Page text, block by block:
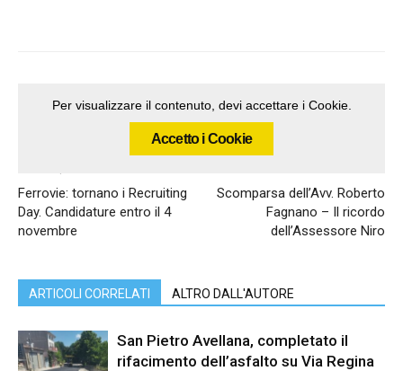
Per visualizzare il contenuto, devi accettare i Cookie.
Accetto i Cookie
Ferrovie: tornano i Recruiting
Day. Candidature entro il 4
novembre
Scomparsa dell’Avv. Roberto
Fagnano – Il ricordo
dell’Assessore Niro
ARTICOLI CORRELATI ALTRO DALL'AUTORE
San Pietro Avellana, completato il
rifacimento dell’asfalto su Via Regina